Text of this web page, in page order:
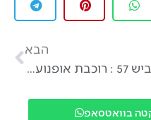
הבא
כביש 57 : רוכבת אופנוע נפצעה בינוני מתאונת דרכים סמוך לכפר יונה
בוואטסאפ